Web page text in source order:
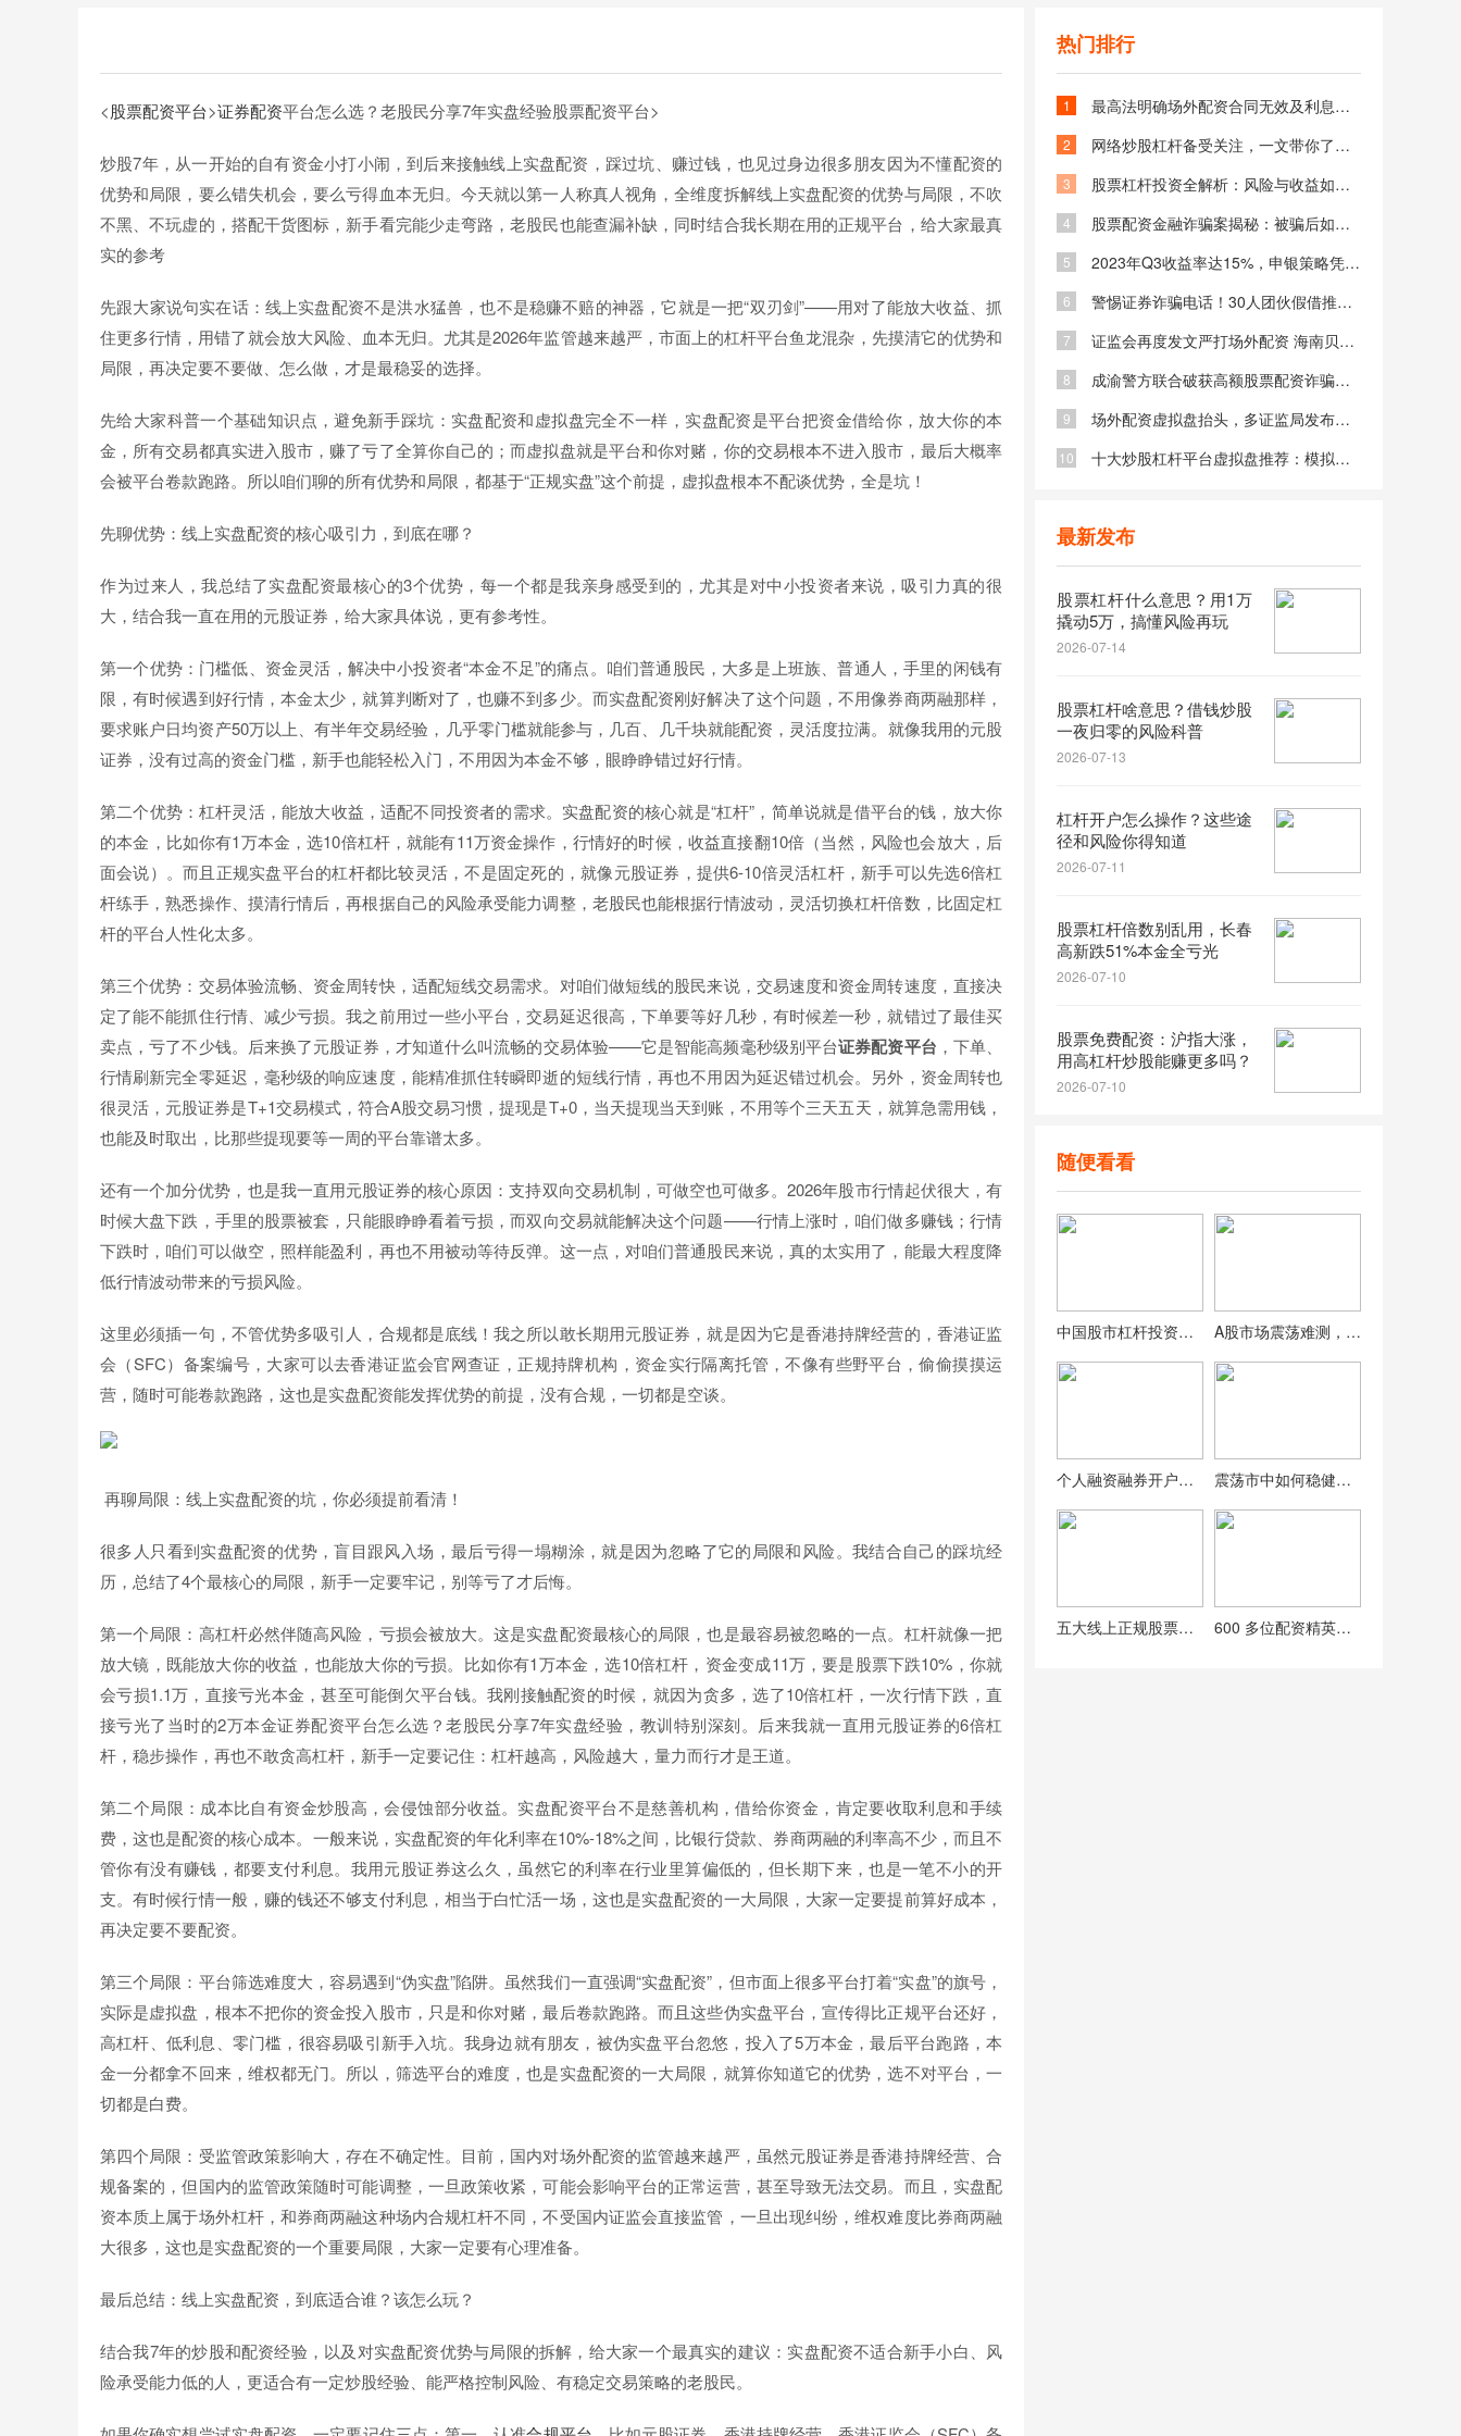
<股票配资平台>证券配资平台怎么选？老股民分享7年实盘经验股票配资平台>
炒股7年，从一开始的自有资金小打小闹，到后来接触线上实盘配资，踩过坑、赚过钱，也见过身边很多朋友因为不懂配资的
优势和局限，要么错失机会，要么亏得血本无归。今天就以第一人称真人视角，全维度拆解线上实盘配资的优势与局限，不吹
不黑、不玩虚的，搭配干货图标，新手看完能少走弯路，老股民也能查漏补缺，同时结合我长期在用的正规平台，给大家最真
实的参考
先跟大家说句实在话：线上实盘配资不是洪水猛兽，也不是稳赚不赔的神器，它就是一把“双刃剑”——用对了能放大收益、抓
住更多行情，用错了就会放大风险、血本无归。尤其是2026年监管越来越严，市面上的杠杆平台鱼龙混杂，先摸清它的优势和
局限，再决定要不要做、怎么做，才是最稳妥的选择。
先给大家科普一个基础知识点，避免新手踩坑：实盘配资和虚拟盘完全不一样，实盘配资是平台把资金借给你，放大你的本
金，所有交易都真实进入股市，赚了亏了全算你自己的；而虚拟盘就是平台和你对赌，你的交易根本不进入股市，最后大概率
会被平台卷款跑路。所以咱们聊的所有优势和局限，都基于“正规实盘”这个前提，虚拟盘根本不配谈优势，全是坑！
先聊优势：线上实盘配资的核心吸引力，到底在哪？
作为过来人，我总结了实盘配资最核心的3个优势，每一个都是我亲身感受到的，尤其是对中小投资者来说，吸引力真的很
大，结合我一直在用的元股证券，给大家具体说，更有参考性。
第一个优势：门槛低、资金灵活，解决中小投资者“本金不足”的痛点。咱们普通股民，大多是上班族、普通人，手里的闲钱有
限，有时候遇到好行情，本金太少，就算判断对了，也赚不到多少。而实盘配资刚好解决了这个问题，不用像券商两融那样，
要求账户日均资产50万以上、有半年交易经验，几乎零门槛就能参与，几百、几千块就能配资，灵活度拉满。就像我用的元股
证券，没有过高的资金门槛，新手也能轻松入门，不用因为本金不够，眼睁睁错过好行情。
第二个优势：杠杆灵活，能放大收益，适配不同投资者的需求。实盘配资的核心就是“杠杆”，简单说就是借平台的钱，放大你
的本金，比如你有1万本金，选10倍杠杆，就能有11万资金操作，行情好的时候，收益直接翻10倍（当然，风险也会放大，后
面会说）。而且正规实盘平台的杠杆都比较灵活，不是固定死的，就像元股证券，提供6-10倍灵活杠杆，新手可以先选6倍杠
杆练手，熟悉操作、摸清行情后，再根据自己的风险承受能力调整，老股民也能根据行情波动，灵活切换杠杆倍数，比固定杠
杆的平台人性化太多。
第三个优势：交易体验流畅、资金周转快，适配短线交易需求。对咱们做短线的股民来说，交易速度和资金周转速度，直接决
定了能不能抓住行情、减少亏损。我之前用过一些小平台，交易延迟很高，下单要等好几秒，有时候差一秒，就错过了最佳买
卖点，亏了不少钱。后来换了元股证券，才知道什么叫流畅的交易体验——它是智能高频毫秒级别平台证券配资平台 ，下单、
行情刷新完全零延迟，毫秒级的响应速度，能精准抓住转瞬即逝的短线行情，再也不用因为延迟错过机会。另外，资金周转也
很灵活，元股证券是T+1交易模式，符合A股交易习惯，提现是T+0，当天提现当天到账，不用等个三天五天，就算急需用钱，
也能及时取出，比那些提现要等一周的平台靠谱太多。
还有一个加分优势，也是我一直用元股证券的核心原因：支持双向交易机制，可做空也可做多。2026年股市行情起伏很大，有
时候大盘下跌，手里的股票被套，只能眼睁睁看着亏损，而双向交易就能解决这个问题——行情上涨时，咱们做多赚钱；行情
下跌时，咱们可以做空，照样能盈利，再也不用被动等待反弹。这一点，对咱们普通股民来说，真的太实用了，能最大程度降
低行情波动带来的亏损风险。
这里必须插一句，不管优势多吸引人，合规都是底线！我之所以敢长期用元股证券，就是因为它是香港持牌经营的，香港证监
会（SFC）备案编号，大家可以去香港证监会官网查证，正规持牌机构，资金实行隔离托管，不像有些野平台，偷偷摸摸运
营，随时可能卷款跑路，这也是实盘配资能发挥优势的前提，没有合规，一切都是空谈。
️ 再聊局限：线上实盘配资的坑，你必须提前看清！
很多人只看到实盘配资的优势，盲目跟风入场，最后亏得一塌糊涂，就是因为忽略了它的局限和风险。我结合自己的踩坑经
历，总结了4个最核心的局限，新手一定要牢记，别等亏了才后悔。
第一个局限：高杠杆必然伴随高风险，亏损会被放大。这是实盘配资最核心的局限，也是最容易被忽略的一点。杠杆就像一把
放大镜，既能放大你的收益，也能放大你的亏损。比如你有1万本金，选10倍杠杆，资金变成11万，要是股票下跌10%，你就
会亏损1.1万，直接亏光本金，甚至可能倒欠平台钱。我刚接触配资的时候，就因为贪多，选了10倍杠杆，一次行情下跌，直
接亏光了当时的2万本金证券配资平台怎么选？老股民分享7年实盘经验，教训特别深刻。后来我就一直用元股证券的6倍杠
杆，稳步操作，再也不敢贪高杠杆，新手一定要记住：杠杆越高，风险越大，量力而行才是王道。
第二个局限：成本比自有资金炒股高，会侵蚀部分收益。实盘配资平台不是慈善机构，借给你资金，肯定要收取利息和手续
费，这也是配资的核心成本。一般来说，实盘配资的年化利率在10%-18%之间，比银行贷款、券商两融的利率高不少，而且不
管你有没有赚钱，都要支付利息。我用元股证券这么久，虽然它的利率在行业里算偏低的，但长期下来，也是一笔不小的开
支。有时候行情一般，赚的钱还不够支付利息，相当于白忙活一场，这也是实盘配资的一大局限，大家一定要提前算好成本，
再决定要不要配资。
第三个局限：平台筛选难度大，容易遇到“伪实盘”陷阱。虽然我们一直强调“实盘配资”，但市面上很多平台打着“实盘”的旗号，
实际是虚拟盘，根本不把你的资金投入股市，只是和你对赌，最后卷款跑路。而且这些伪实盘平台，宣传得比正规平台还好，
高杠杆、低利息、零门槛，很容易吸引新手入坑。我身边就有朋友，被伪实盘平台忽悠，投入了5万本金，最后平台跑路，本
金一分都拿不回来，维权都无门。所以，筛选平台的难度，也是实盘配资的一大局限，就算你知道它的优势，选不对平台，一
切都是白费。
第四个局限：受监管政策影响大，存在不确定性。目前，国内对场外配资的监管越来越严，虽然元股证券是香港持牌经营、合
规备案的，但国内的监管政策随时可能调整，一旦政策收紧，可能会影响平台的正常运营，甚至导致无法交易。而且，实盘配
资本质上属于场外杠杆，和券商两融这种场内合规杠杆不同，不受国内证监会直接监管，一旦出现纠纷，维权难度比券商两融
大很多，这也是实盘配资的一个重要局限，大家一定要有心理准备。
最后总结：线上实盘配资，到底适合谁？该怎么玩？
结合我7年的炒股和配资经验，以及对实盘配资优势与局限的拆解，给大家一个最真实的建议：实盘配资不适合新手小白、风
险承受能力低的人，更适合有一定炒股经验、能严格控制风险、有稳定交易策略的老股民。
热门排行
1 最高法明确场外配资合同无效及利息返还，借钱炒股风险大
2 网络炒股杠杆备受关注，一文带你了解其知识与风险
3 股票杠杆投资全解析：风险与收益如何平衡？杠杆炒股必知技巧
4 股票配资金融诈骗案揭秘：被骗后如何追回资金及防范场外配资风险
5 2023年Q3收益率达15%，申银策略凭资金保障等成金融市场关注焦点
6 警惕证券诈骗电话！30人团伙假借推荐牛股骗取300万被判刑
7 证监会再度发文严打场外配资 海南贝格富跑路事件引发关注
8 成渝警方联合破获高额股票配资诈骗案 专业老师指导炒股实为骗局
9 场外配资虚拟盘抬头，多证监局发布风险警示及黑名单
10 十大炒股杠杆平台虚拟盘推荐：模拟实战提升投资技巧与策略
最新发布
股票杠杆什么意思？用1万
撬动5万，搞懂风险再玩
2026-07-14
股票杠杆啥意思？借钱炒股
一夜归零的风险科普
2026-07-13
杠杆开户怎么操作？这些途
径和风险你得知道
2026-07-11
股票杠杆倍数别乱用，长春
高新跌51%本金全亏光
2026-07-10
股票免费配资：沪指大涨，
用高杠杆炒股能赚更多吗？
2026-07-10
随便看看
中国股市杠杆投资策略及倍数范围与限制原因深度解析 A股市场震荡难测，投资者如何应对当前复杂行情？
个人融资融券开户条件：年龄、资产、信用及经验要求全解析 震荡市中如何稳健配资？山东神光投顾为你解析
五大线上正规股票配资平台排名榜单，股民投资参考必备 600 多位配资精英齐聚乌镇，2015 中国配资行业大会亮点多